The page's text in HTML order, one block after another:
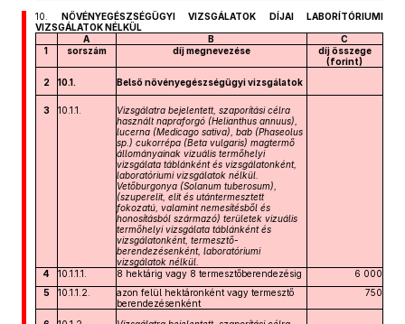
10.
NÖVÉNYEGÉSZSÉGÜGYI VIZSGÁLATOK DÍJAI LABORÍTÓRIUMI
VIZSGÁLATOK NÉLKÜL
A
B
C
1
sorszám díj megnevezése
díj összege
(forint)
2
10.1. Belső növényegészségügyi vizsgálatok
3 10.1.1.
Vizsgálatra bejelentett, szaporítási célra
használt napraforgó (Helianthus annuus),
lucerna (Medicago sativa), bab (Phaseolus
sp.) cukorrépa (Beta vulgaris) magtermő
állományainak vizuális termőhelyi
vizsgálata táblánként és vizsgálatonként,
laboratóriumi vizsgálatok nélkül.
Vetőburgonya (Solanum tuberosum),
(szuperelit, elit és utántermesztett
fokozatú, valamint nemesítésből és
honosításból származó) területek vizuális
termőhelyi vizsgálata táblánként és
vizsgálatonként, termesztő-
berendezésenként, laboratóriumi
vizsgálatok nélkül.
4
10.1.1.1. 8 hektárig vagy 8 termesztőberendezésig
6 000
5
10.1.1.2.
azon felül hektáronként vagy termesztő
berendezésenként
750